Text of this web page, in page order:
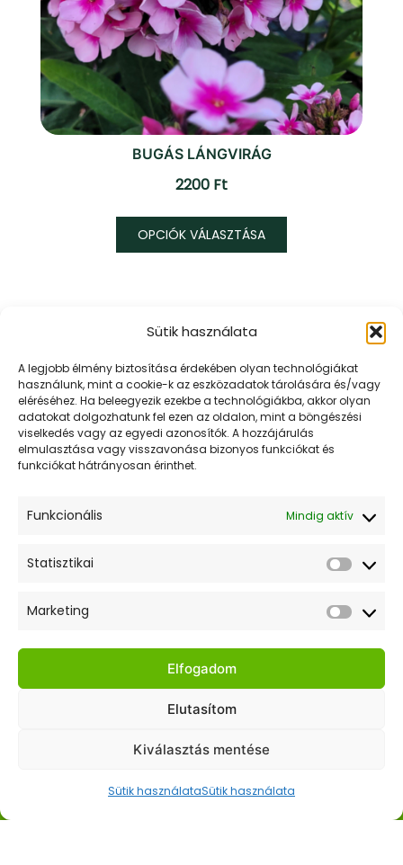
Sütik használata
A legjobb élmény biztosítása érdekében olyan technológiákat
használunk, mint a cookie-k az eszközadatok tárolására és/vagy
eléréséhez. Ha beleegyezik ezekbe a technológiákba, akkor olyan
adatokat dolgozhatunk fel ezen az oldalon, mint a böngészési
viselkedés vagy az egyedi azonosítók. A hozzájárulás
elmulasztása vagy visszavonása bizonyos funkciókat és
funkciókat hátrányosan érinthet.
Funkcionális Mindig aktív
Statisztikai
Marketing
Elfogadom
Elutasítom
Kiválasztás mentése
Sütik használataSütik használata
BUGÁS LÁNGVIRÁG
2200 Ft
OPCIÓK VÁLASZTÁSA
Ennek
változatok
a
termékoldalon
választhatók
URR KERT KFT.
Mert az Urr kertje mindig zöldebb!
Értesülj elsőként akcióinkról és híreinkről! Iratkozz fel
Elfogadom az adatkezelési tájékoztatót.
Hasznos Linkek